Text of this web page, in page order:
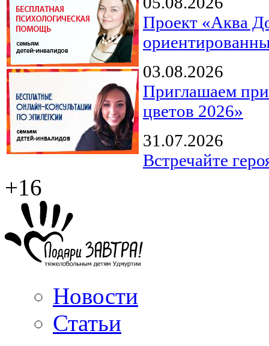
Проект «Аква
03.08.2026
Приглашаем
цветов 2026»
31.07.2026
Встречайте
+16
Новости
Статьи